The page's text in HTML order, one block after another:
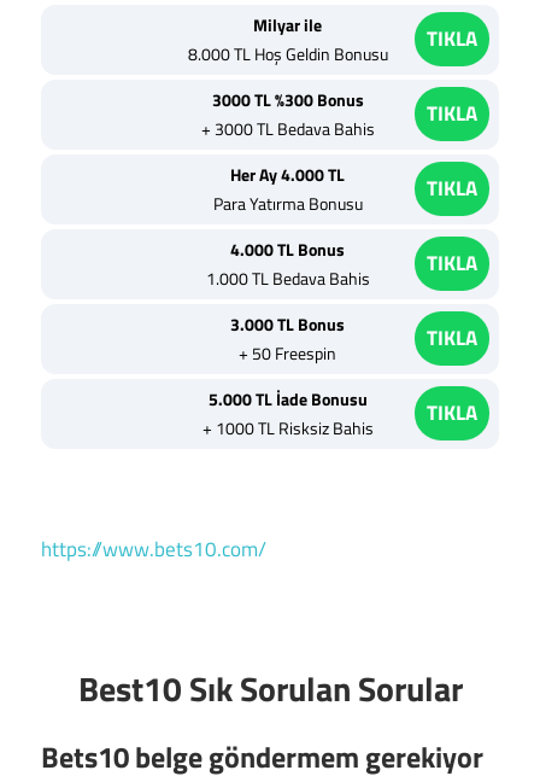
Milyar ile
8.000 TL Hoş Geldin Bonusu
TIKLA
3000 TL %300 Bonus
+ 3000 TL Bedava Bahis
TIKLA
Her Ay 4.000 TL
Para Yatırma Bonusu
TIKLA
4.000 TL Bonus
1.000 TL Bedava Bahis
TIKLA
3.000 TL Bonus
+ 50 Freespin
TIKLA
5.000 TL İade Bonusu
+ 1000 TL Risksiz Bahis
TIKLA
https://www.bets10.com/
Best10 Sık Sorulan Sorular
Bets10 belge göndermem gerekiyor